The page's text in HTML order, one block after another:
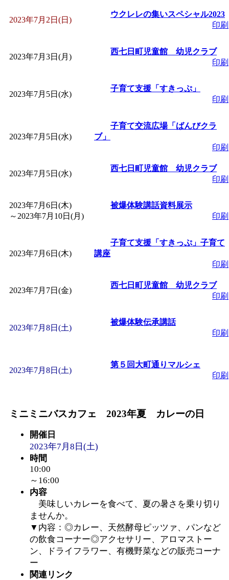
～」 受付期間：～
2026/07/10～2026/08/
「子育て交流広場「
間：2026/07/13～
子育て交流広場「
間：2026/08/10～2026/
「赤ちゃん子育て講
付期間：2026/08/10～
「赤ちゃん子育て講
付期間：2026/08/10～
まだまだ暑い！コ
レクリエーション
ットせよ！」 受付期
～」 受付期間：～
「子育て交流広場「
間：2026/08/10～
「赤ちゃん交流広場
間：2026/08/10～
「みなづる号乗車体
2023年7月2日(日)
ウクレレの集いスペシャル2023
印刷
2023年7月3日(月)
西七日町児童館 幼児クラブ
印刷
2023年7月5日(水)
子育て支援「すきっぷ」
印刷
2023年7月5日(水)
子育て交流広場「ばんびクラ
ブ」
印刷
2023年7月5日(水)
西七日町児童館 幼児クラブ
印刷
2023年7月6日(木)
～ 2023年7月10日(月)
被爆体験講話資料展示
印刷
2023年7月6日(木)
子育て支援「すきっぷ」子育て
講座
印刷
2023年7月7日(金)
西七日町児童館 幼児クラブ
印刷
2023年7月8日(土)
被爆体験伝承講話
印刷
2023年7月8日(土)
第５回大町通りマルシェ
印刷
ミニミニバスカフェ 2023年夏 カレーの日
開催日
2023年7月8日(土)
時間
10:00
～16:00
内容
美味しいカレーを食べて、夏の暑さを乗り切り
ませんか。
▼内容：◎カレー、天然酵母ピッツァ、パンなど
の飲食コーナー◎アクセサリー、アロマストー
ン、ドライフラワー、有機野菜などの販売コーナ
ー
関連リンク